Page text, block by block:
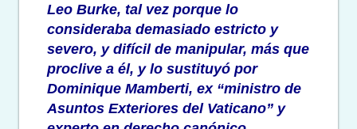
Leo Burke, tal vez porque lo
consideraba demasiado estricto y
severo, y difícil de manipular, más que
proclive a él, y lo sustituyó por
Dominique Mamberti, ex “ministro de
Asuntos Exteriores del Vaticano” y